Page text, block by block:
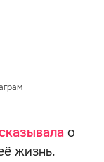
о
жизнь.